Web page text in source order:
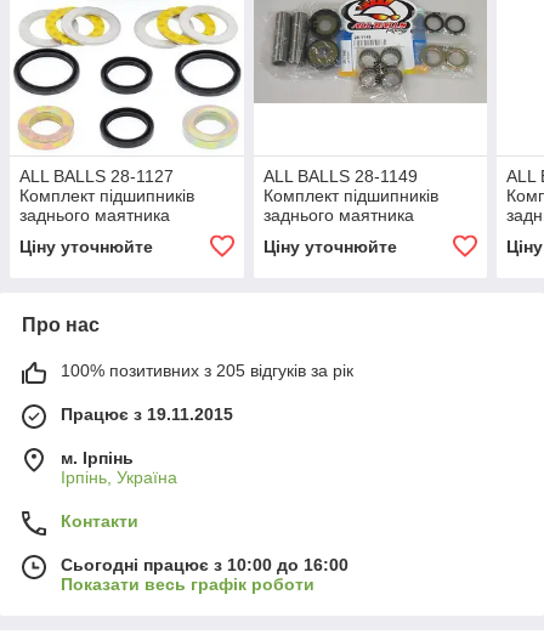
ALL BALLS 28-1127
Комплект підшипників
заднього маятника
CRF250R 04-09, Honda
Ціну уточнюйте
ALL BALLS 28-1149
Комплект підшипників
заднього маятника
мотоцикла Honda XL600V
TRANSALP 1987-1999
Ціну уточнюйте
ALL
Про нас
100% позитивних з 205 відгуків за рік
Працює з 19.11.2015
м. Ірпінь
Ірпінь, Україна
Контакти
Сьогодні працює з 10:00 до 16:00
Показати весь графік роботи